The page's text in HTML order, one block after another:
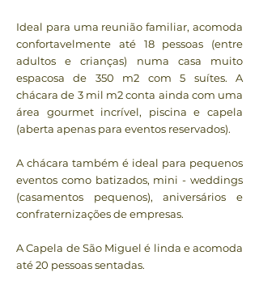
Ideal para uma reunião familiar, acomoda
confortavelmente até 18 pessoas (entre
adultos e crianças) numa casa muito
espacosa de 350 m2 com 5 suítes. A
chácara de 3 mil m2 conta ainda com uma
área gourmet incrível, piscina e capela
(aberta apenas para eventos reservados).
A chácara também é ideal para pequenos
eventos como batizados, mini - weddings
(casamentos pequenos), aniversários e
confraternizações de empresas.
A Capela de São Miguel é linda e acomoda
até 20 pessoas sentadas.